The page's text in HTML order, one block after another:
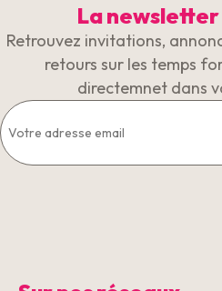
La
Retrouvez invitations,
retours sur les temps
directemnet dans